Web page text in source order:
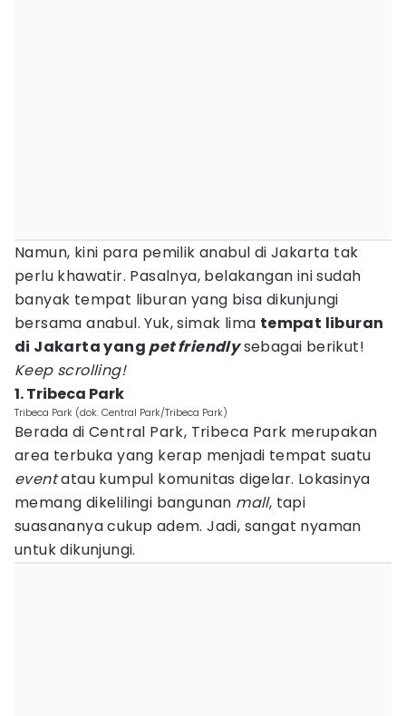
Namun, kini para pemilik anabul di Jakarta tak
perlu khawatir. Pasalnya, belakangan ini sudah
banyak tempat liburan yang bisa dikunjungi
bersama anabul. Yuk, simak lima tempat liburan
di Jakarta yangpet friendlysebagai berikut!
Keep scrolling!
1. Tribeca Park
Tribeca Park (dok. Central Park/Tribeca Park)
Berada di Central Park, Tribeca Park merupakan
area terbuka yang kerap menjadi tempat suatu
eventatau kumpul komunitas digelar. Lokasinya
memang dikelilingi bangunan mall, tapi
suasananya cukup adem. Jadi, sangat nyaman
untuk dikunjungi.